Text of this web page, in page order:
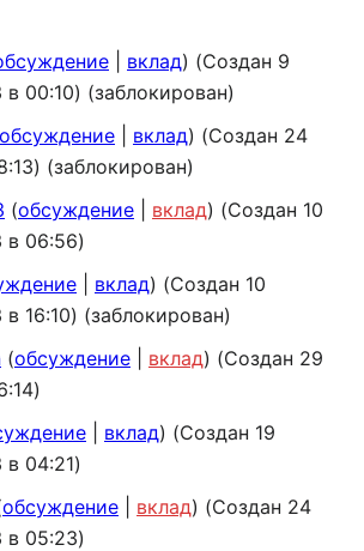
вклад (Создан 9
в 00:10) (заблокирован)
обсуждение вклад (Создан 24
(заблокирован)
обсуждение вклад
(Создан 10
в 06:56)
вклад (Создан 10
в 16:10) (заблокирован)
обсуждение вклад
(Создан 29
вклад (Создан 19
в 04:21)
обсуждение вклад
(Создан 24
в 05:23)